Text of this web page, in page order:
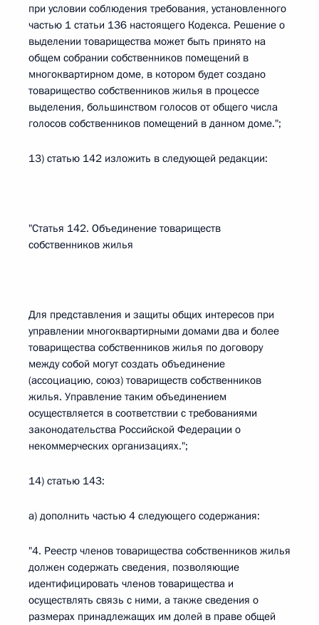
при условии соблюдения требования, установленного
частью 1 статьи 136 настоящего Кодекса. Решение о
выделении товарищества может быть принято на
общем собрании собственников помещений в
многоквартирном доме, в котором будет создано
товарищество собственников жилья в процессе
выделения, большинством голосов от общего числа
голосов собственников помещений в данном доме.";
13) статью 142 изложить в следующей редакции:
"Статья 142. Объединение товариществ
собственников жилья
Для представления и защиты общих интересов при
управлении многоквартирными домами два и более
товарищества собственников жилья по договору
между собой могут создать объединение
(ассоциацию, союз) товариществ собственников
жилья. Управление таким объединением
осуществляется в соответствии с требованиями
законодательства Российской Федерации о
некоммерческих организациях.";
14) статью 143:
а) дополнить частью 4 следующего содержания:
"4. Реестр членов товарищества собственников жилья
должен содержать сведения, позволяющие
идентифицировать членов товарищества и
осуществлять связь с ними, а также сведения о
размерах принадлежащих им долей в праве общей